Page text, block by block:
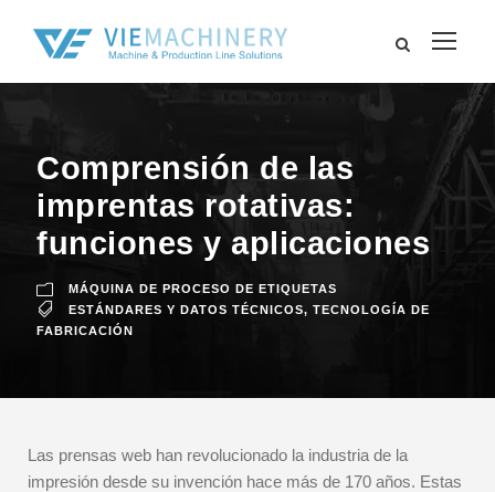
Comprensión de las
imprentas rotativas:
funciones y aplicaciones
MÁQUINA DE PROCESO DE ETIQUETAS
ESTÁNDARES Y DATOS TÉCNICOS, TECNOLOGÍA DE
FABRICACIÓN
Las prensas web han revolucionado la industria de la
impresión desde su invención hace más de 170 años. Estas